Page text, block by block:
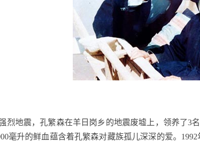
烈地震，孔繁森在羊日岗乡的地震废墟上，领养了3
毫升的鲜血蕴含着孔繁森对藏族孤儿深深的爱。 1992